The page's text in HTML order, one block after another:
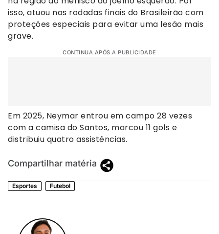
isso, atuou nas rodadas finais do Brasileirão com
proteções especiais para evitar uma lesão mais
grave.
CONTINUA APÓS A PUBLICIDADE
Em 2025, Neymar entrou em campo 28 vezes
com a camisa do Santos, marcou 11 gols e
distribuiu quatro assistências.
Compartilhar matéria
Esportes Futebol